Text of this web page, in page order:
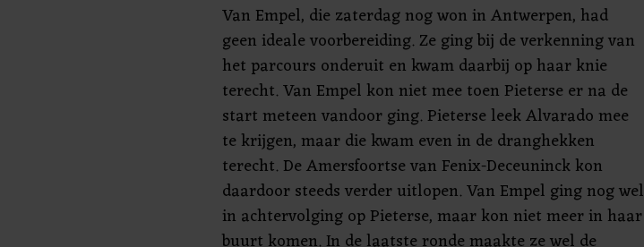
Van Empel, die zaterdag nog won in Antwerpen, had
geen ideale voorbereiding. Ze ging bij de verkenning van
het parcours onderuit en kwam daarbij op haar knie
terecht. Van Empel kon niet mee toen Pieterse er na de
start meteen vandoor ging. Pieterse leek Alvarado mee
te krijgen, maar die kwam even in de dranghekken
terecht. De Amersfoortse van Fenix-Deceuninck kon
daardoor steeds verder uitlopen. Van Empel ging nog wel
in achtervolging op Pieterse, maar kon niet meer in haar